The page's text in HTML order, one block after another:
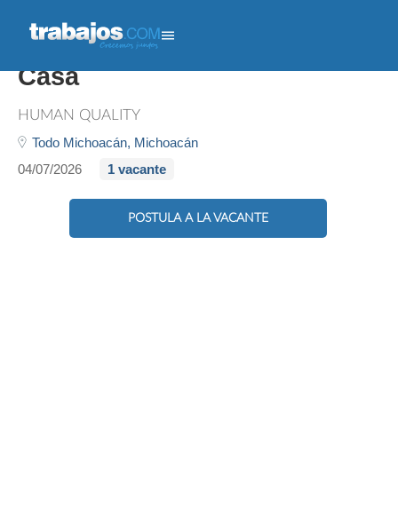
Intérprete Bilingüe Desde
Casa
HUMAN QUALITY
Todo Michoacán, Michoacán
04/07/2026
1 vacante
POSTULA A LA VACANTE